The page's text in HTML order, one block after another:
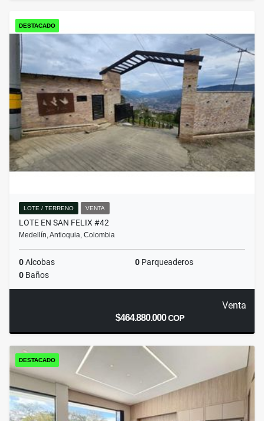
DESTACADO
LOTE / TERRENO VENTA
LOTE EN SAN FELIX #42
Medellín, Antioquia, Colombia
0Alcobas 0 Parqueaderos
0 Baños
Venta
$464.880.000COP
DESTACADO